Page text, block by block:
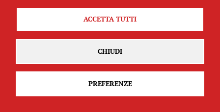
Piccoli segni di qualcosa che, lentamente, evolve.
ACCETTA TUTTI
CHIUDI
PREFERENZE